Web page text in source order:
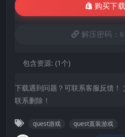
购买下
解压密码：
包含资源: (1个)
下载遇到问题？可联系客服反馈！
联系删除！
quest游戏 quest直装游戏